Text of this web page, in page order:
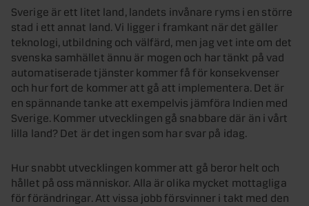
Sverige är ett litet land, landets invånare ryms i en större
stad i ett annat land. Vi ligger i framkant när det gäller
teknologi, utbildning och välfärd, men jag vet inte om det
svenska samhället ännu är mogen och har tänkt på vad
automatiserade tjänster kommer få för konsekvenser
och hur fort de kommer att gå att implementera. Det är
en spännande tanke att exempelvis jämföra Indien med
Sverige. Kommer utvecklingen gå snabbare där än i vårt
lilla land? Det är det ingen som har svar på idag.
Hur snabbt utvecklingen kommer att gå beror helt och
hållet på oss människor. Alla är olika mycket mottagliga
för förändringar. Att vissa jobb försvinner i takt med den